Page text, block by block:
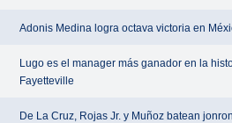
Adonis Medina logra octava victoria en
Lugo es el manager más ganador en la
Fayetteville
De La Cruz, Rojas Jr. y Muñoz batean